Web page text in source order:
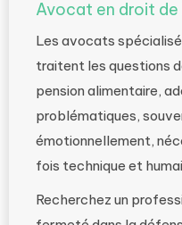
Avocat en droit de
Les avocats
traitent les questions
pension alimentaire,
problématiques,
émotionnellement,
fois technique et
Recherchez un